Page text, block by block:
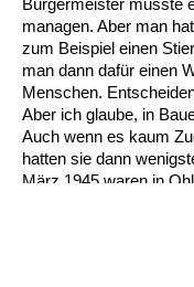
Bürgermeister musste
managen. Aber man
zum Beispiel einen
man dann dafür einen
Menschen.
Aber ich glaube, in
Auch wenn es kaum
hatten sie dann
März 1945 waren in